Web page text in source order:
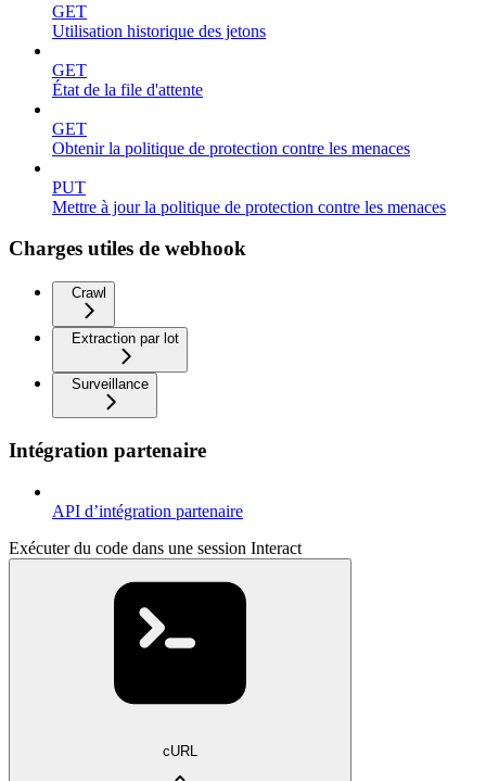
GET
Utilisation historique des jetons
GET
État de la file d'attente
GET
Obtenir la politique de protection contre les menaces
PUT
Mettre à jour la politique de protection contre les menaces
Charges utiles de webhook
Crawl
Extraction par lot
Surveillance
Intégration partenaire
API d’intégration partenaire
Exécuter du code dans une session Interact
cURL